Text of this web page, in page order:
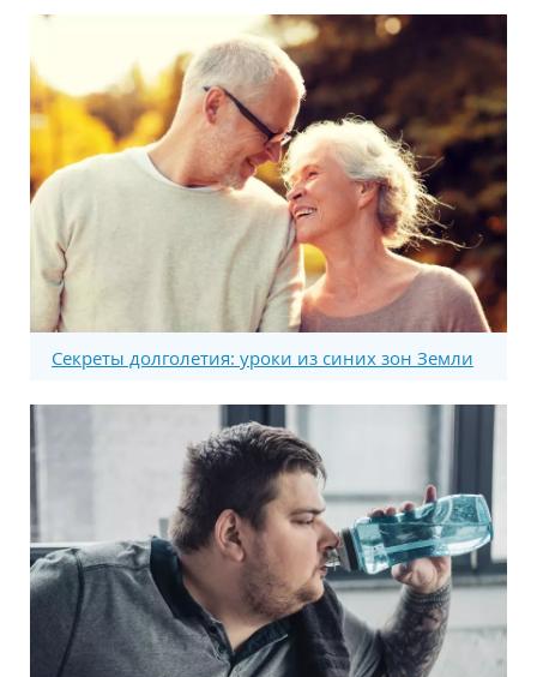
Секреты долголетия: уроки из синих зон Земли